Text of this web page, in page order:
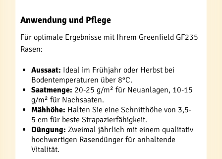
Anwendung und Pflege
Für optimale Ergebnisse mit Ihrem Greenfield GF235
Rasen:
Aussaat: Ideal im Frühjahr oder Herbst bei
Bodentemperaturen über 8°C.
Saatmenge: 20-25 g/m² für Neuanlagen, 10-15
g/m² für Nachsaaten.
Mähhöhe: Halten Sie eine Schnitthöhe von 3,5-
5 cm für beste Strapazierfähigkeit.
Düngung: Zweimal jährlich mit einem qualitativ
hochwertigen Rasendünger für anhaltende
Vitalität.